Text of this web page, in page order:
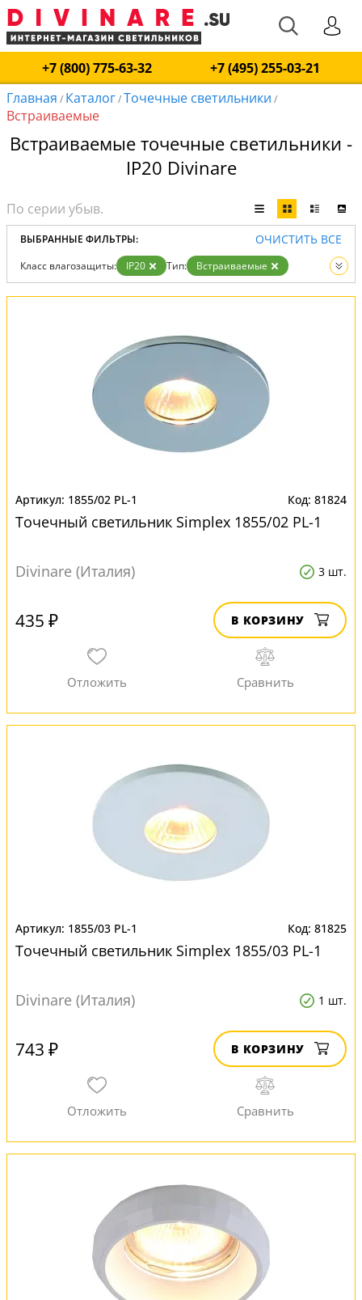
+7 (800) 775-63-32
+7 (495) 255-03-21
Главная / Каталог/Точечные светильники /
Встраиваемые
Встраиваемые точечные светильники -
IP20 Divinare
ВЫБРАННЫЕ ФИЛЬТРЫ: ОЧИСТИТЬ ВСЕ
Класс влагозащиты: IP20 Тип:
Встраиваемые
Вид:
Точечные светильники
1855/02 PL-1 81824
Точечный светильник Simplex 1855/02 PL-1
Divinare (Италия) 3 шт.
435 ₽ В КОРЗИНУ
1855/03 PL-1 81825
Точечный светильник Simplex 1855/03 PL-1
Divinare (Италия) 1 шт.
743 ₽ В КОРЗИНУ